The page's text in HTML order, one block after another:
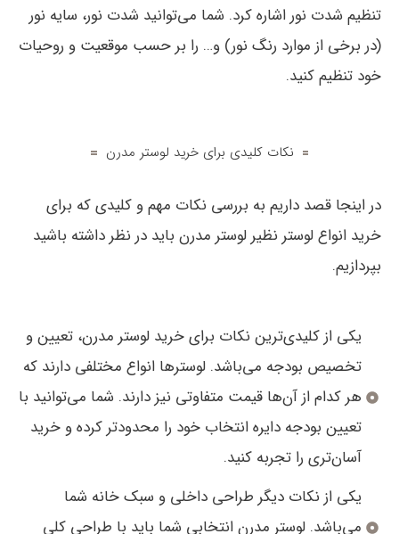
تنظیم شدت نور اشاره کرد. شما می‌توانید شدت نور، سایه نور
(در برخی از موارد رنگ نور) و… را بر حسب موقعیت و روحیات
خود تنظیم کنید.
نکات کلیدی برای خرید لوستر مدرن
در اینجا قصد داریم به بررسی نکات مهم و کلیدی که برای
خرید انواع لوستر نظیر لوستر مدرن باید در نظر داشته باشید
بپردازیم.
یکی از کلیدی‌ترین نکات برای خرید لوستر مدرن، تعیین و
تخصیص بودجه می‌باشد. لوسترها انواع مختلفی دارند که
هر کدام از آن‌ها قیمت متفاوتی نیز دارند. شما می‌توانید با
تعیین بودجه دایره انتخاب خود را محدودتر کرده و خرید
آسان‌تری را تجربه کنید.
یکی از نکات دیگر طراحی داخلی و سبک خانه شما
می‌باشد. لوستر مدرن انتخابی شما باید با طراحی کلی